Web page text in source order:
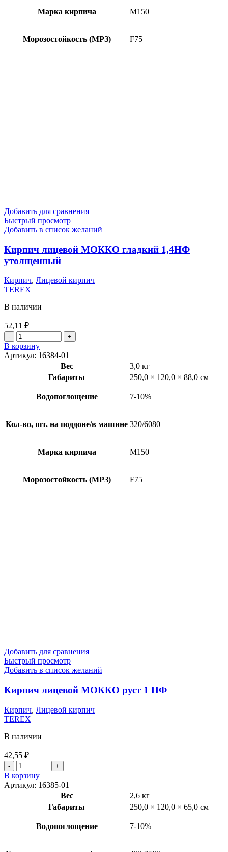
Марка кирпича М150
Морозостойкость (МРЗ) F75
Добавить для сравнения
Быстрый просмотр
Добавить в список желаний
Кирпич лицевой МОККО гладкий 1,4НФ
утолщенный
Кирпич, Лицевой кирпич
TEREX
В наличии
52,11 ₽
В корзину
Артикул: 16384-01
Вес
3,0 кг
Габариты
250,0 × 120,0 × 88,0 см
Водопоглощение 7-10%
Кол-во, шт. на поддоне/в машине 320/6080
Марка кирпича М150
Морозостойкость (МРЗ) F75
Добавить для сравнения
Быстрый просмотр
Добавить в список желаний
Кирпич лицевой МОККО руст 1 НФ
Кирпич, Лицевой кирпич
TEREX
В наличии
42,55 ₽
В корзину
Артикул: 16385-01
Вес
2,6 кг
Габариты
250,0 × 120,0 × 65,0 см
Водопоглощение 7-10%